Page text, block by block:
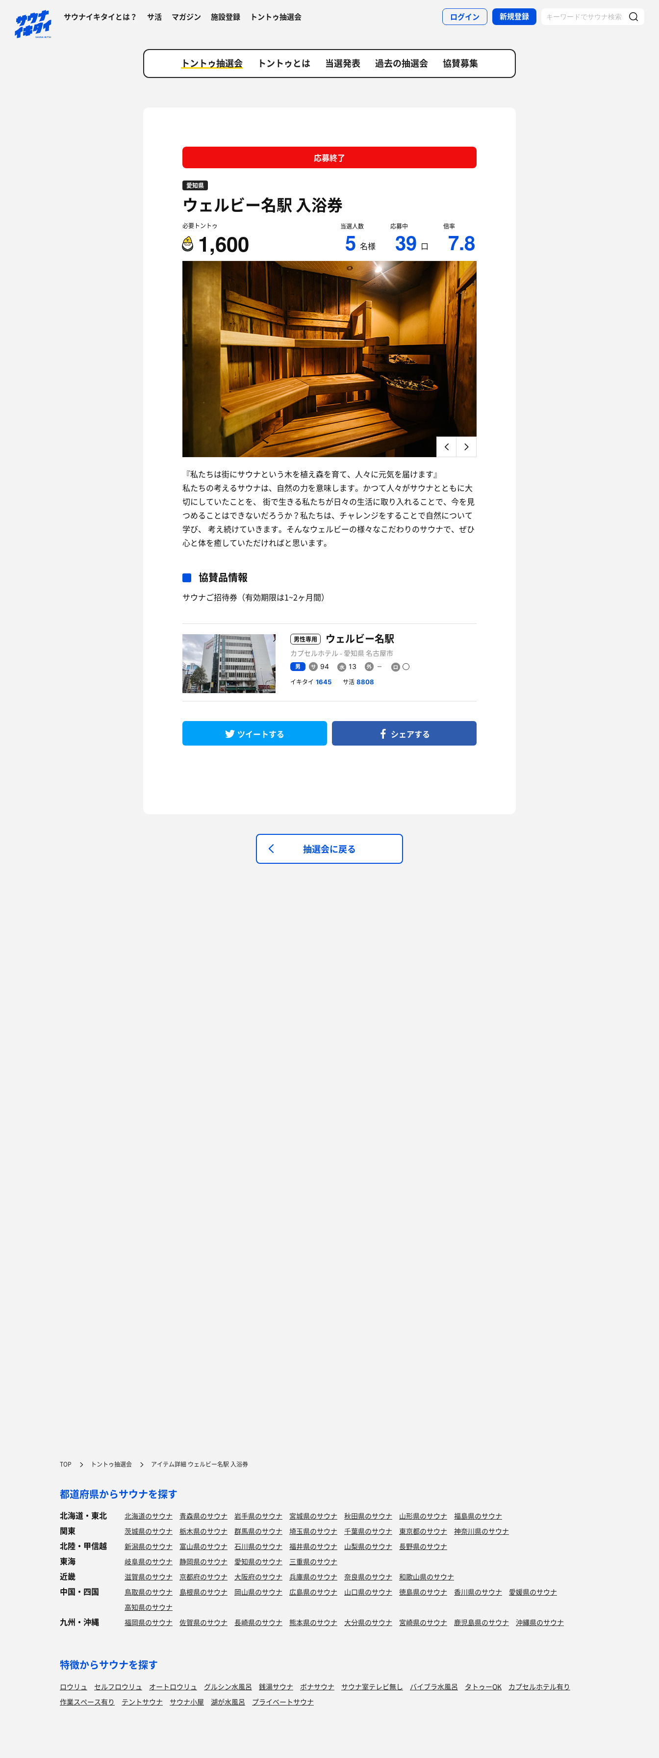
サウナイキタイとは？ サ活 マガジン 施設登録 トントゥ抽選会 ログイン 新規登録
トントゥ抽選会 トントゥとは 当選発表 過去の抽選会 協賛募集
応募終了
愛知県
ウェルビー名駅入浴券
必要トントゥ
1,600
当選人数
5 名様
応募中
39 口
倍率
7.8
『私たちは街にサウナという木を植え森を育て、人々に元気を届けます』
私たちの考えるサウナは、自然の力を意味します。かつて人々がサウナとともに大
切にしていたことを、 街で生きる私たちが日々の生活に取り入れることで、今を見
つめることはできないだろうか？私たちは、チャレンジをすることで自然について
学び、 考え続けていきます。そんなウェルビーの様々なこだわりのサウナで、ぜひ
心と体を癒していただければと思います。
協賛品情報
サウナご招待券（有効期限は1~2ヶ月間）
男性専用 ウェルビー名駅
カプセルホテル - 愛知県 名古屋市
男 94 13
イキタイ 1645 サ活 8808
ツイートする シェアする
抽選会に戻る
TOP トントゥ抽選会 アイテム詳細 ウェルビー名駅 入浴券
都道府県からサウナを探す
北海道・東北 北海道のサウナ 青森県のサウナ 岩手県のサウナ 宮城県のサウナ 秋田県のサウナ 山形県のサウナ 福島県のサウナ
関東 茨城県のサウナ 栃木県のサウナ 群馬県のサウナ 埼玉県のサウナ 千葉県のサウナ 東京都のサウナ 神奈川県のサウナ
北陸・甲信越 新潟県のサウナ 富山県のサウナ 石川県のサウナ 福井県のサウナ 山梨県のサウナ 長野県のサウナ
東海 岐阜県のサウナ 静岡県のサウナ 愛知県のサウナ 三重県のサウナ
近畿 滋賀県のサウナ 京都府のサウナ 大阪府のサウナ 兵庫県のサウナ 奈良県のサウナ 和歌山県のサウナ
中国・四国 鳥取県のサウナ 島根県のサウナ 岡山県のサウナ 広島県のサウナ 山口県のサウナ 徳島県のサウナ 香川県のサウナ
愛媛県のサウナ
高知県のサウナ
九州・沖縄 福岡県のサウナ 佐賀県のサウナ 長崎県のサウナ 熊本県のサウナ 大分県のサウナ 宮崎県のサウナ 鹿児島県のサウナ 沖縄県のサウナ
特徴からサウナを探す
ロウリュ セルフロウリュ オートロウリュ グルシン水風呂 銭湯サウナ ボナサウナ サウナ室テレビ無し バイブラ水風呂 タトゥーOK
カプセルホテル有り
作業スペース有り
テントサウナ サウナ小屋 湖が水風呂 プライベートサウナ